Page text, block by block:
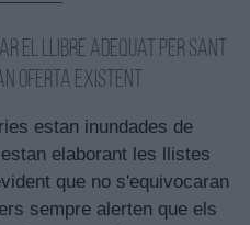
el llibre adequat per Sant
oferta existent
estan inundades de
elaborant les llistes
que no s'equivocaran
sempre alerten que els